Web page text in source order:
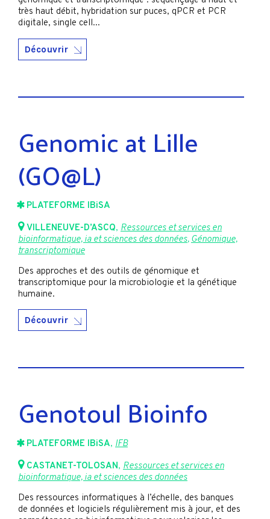
très haut débit, hybridation sur puces, qPCR et PCR
digitale, single cell...
Découvrir
Genomic at Lille
(GO@L)
PLATEFORME IBiSA
VILLENEUVE-D’ASCQ, Ressources et services en
bioinformatique, ia et sciences des données,Génomique,
transcriptomique
Des approches et des outils de génomique et
transcriptomique pour la microbiologie et la génétique
humaine.
Découvrir
Genotoul Bioinfo
PLATEFORME IBiSA, IFB
CASTANET-TOLOSAN, Ressources et services en
bioinformatique, ia et sciences des données
Des ressources informatiques à l’échelle, des banques
de données et logiciels régulièrement mis à jour, et des